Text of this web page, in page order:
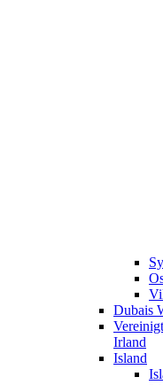
Dubais
Irland
Island